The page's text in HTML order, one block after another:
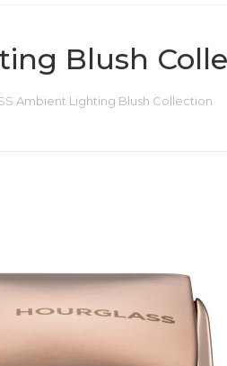
Blush
Ambient Lighting Blush Collection